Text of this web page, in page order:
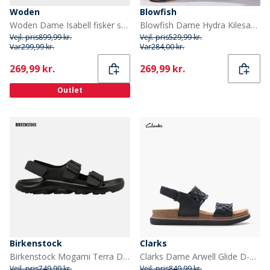
Woden
Woden Dame Isabell fisker sandaler 278 Matcha
Vejl. pris899,99 kr.
Var299,99 kr.
Current
269,99 kr.
Outlet
Blowfish
Blowfish Dame Hydra Kilesandaler Sort
Vejl. pris529,99 kr.
Var284,00 kr.
Current
269,99 kr.
Birkenstock
Birkenstock Mogami Terra Dobbelt Spænde Sandaler Sort
Clarks
Clarks Dame Arwell Glide D-Fit Sandaler Sort